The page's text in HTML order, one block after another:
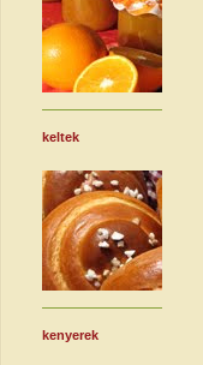
keltek
kenyerek